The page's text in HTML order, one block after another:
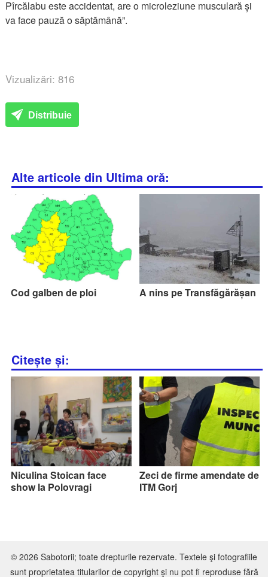
Pîrcălabu este accidentat, are o microleziune musculară și
va face pauză o săptămână”.
Vizualizări: 816
Distribuie
Alte articole din Ultima oră:
Cod galben de ploi A nins pe Transfăgărășan
Citește și:
Niculina Stoican face
show la Polovragi
Zeci de firme amendate de
ITM Gorj
© 2026 Sabotorii; toate drepturile rezervate. Textele şi fotografiile
sunt proprietatea titularilor de copyright şi nu pot fi reproduse fără